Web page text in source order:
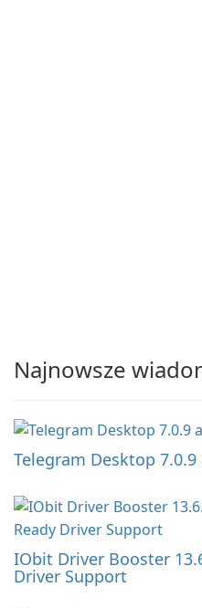
Najnowsze
Telegram Desktop
IObit Driver Booster
Driver Support